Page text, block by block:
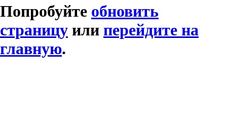
Попробуйте обновить
страницу или перейдите на
главную.